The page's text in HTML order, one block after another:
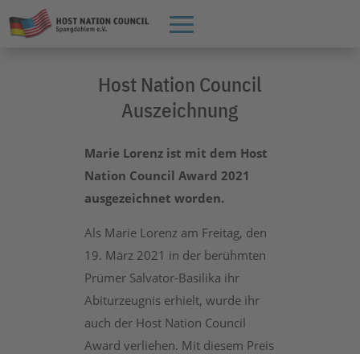
Host Nation Council
Auszeichnung
Marie Lorenz ist mit dem Host
Nation Council Award 2021
ausgezeichnet worden.
Als Marie Lorenz am Freitag, den
19. März 2021 in der berühmten
Prümer Salvator-Basilika ihr
Abiturzeugnis erhielt, wurde ihr
auch der Host Nation Council
Award verliehen. Mit diesem Preis